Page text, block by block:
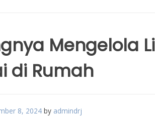
Mengelola
di Rumah
8, 2024 by admindrj